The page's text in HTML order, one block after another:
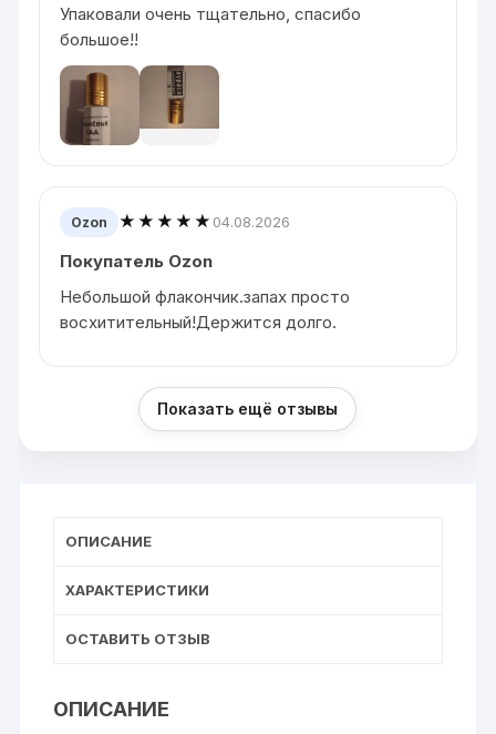
Упаковали очень тщательно, спасибо
большое!!
Ozon ★★★★★ 04.08.2026
Покупатель Ozon
Небольшой флакончик.запах просто
восхитительный!Держится долго.
Показать ещё отзывы
ОПИСАНИЕ
ХАРАКТЕРИСТИКИ
ОСТАВИТЬ ОТЗЫВ
ОПИСАНИЕ